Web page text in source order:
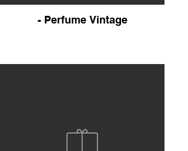
- Perfume Vintage